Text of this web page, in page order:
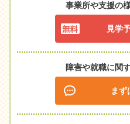
事業所や支援の
見学
障害や就職に関
まず